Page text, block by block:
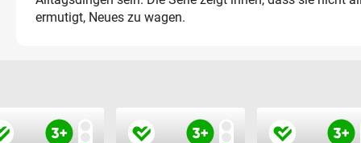
ermutigt, Neues zu wagen.